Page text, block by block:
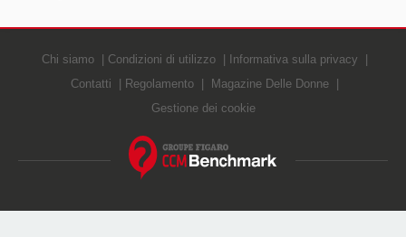
Chi siamo Condizioni di utilizzo
Informativa sulla privacy
Contatti
Regolamento
Magazine Delle Donne
Gestione dei cookie